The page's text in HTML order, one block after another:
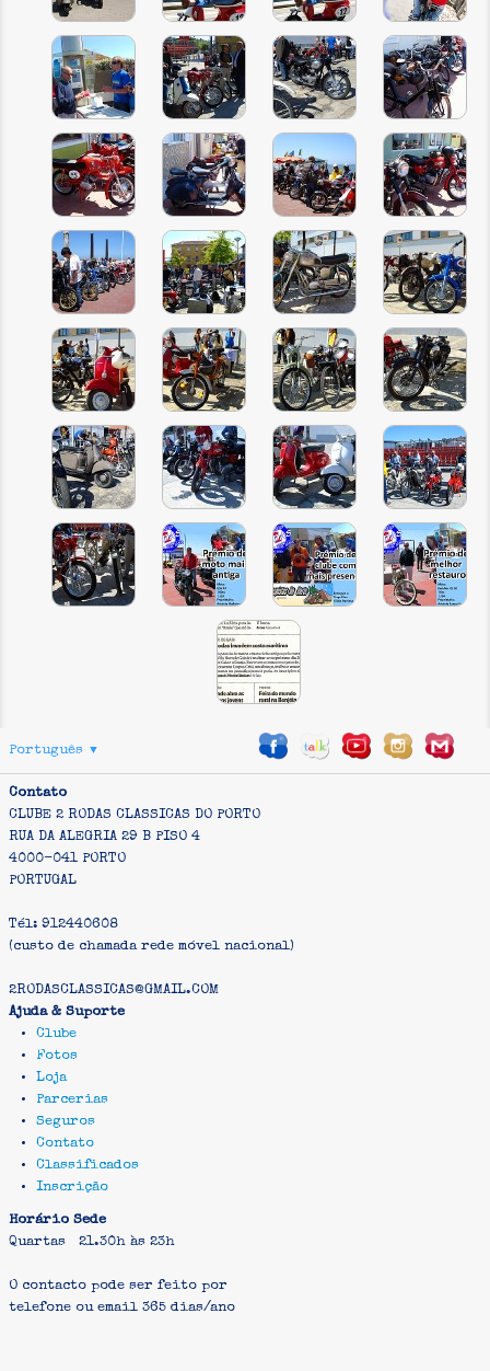
Português ▼
Contato
CLUBE 2 RODAS CLASSICAS DO PORTO
RUA DA ALEGRIA 29 B PISO 4
4000-041 PORTO
PORTUGAL
Tél: 912440608
(custo de chamada rede móvel nacional)
2RODASCLASSICAS@GMAIL.COM
Ajuda & Suporte
Clube
Fotos
Loja
Parcerias
Seguros
Contato
Classificados
Inscrição
Horário Sede
Quartas 21.30h às 23h
O contacto pode ser feito por
telefone ou email 365 dias/ano